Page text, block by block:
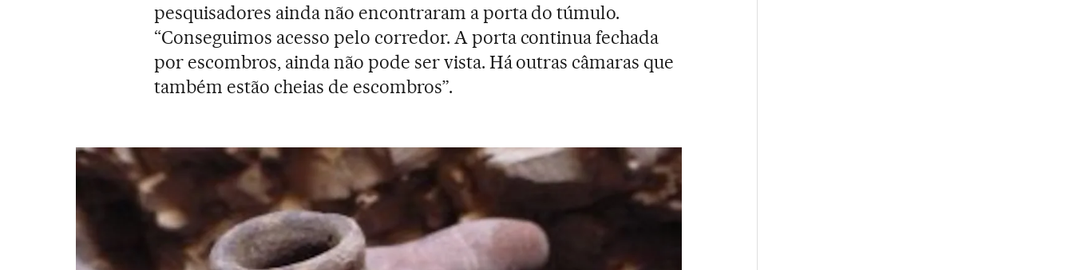
pesquisadores ainda não encontraram a porta do túmulo.
“Conseguimos acesso pelo corredor. A porta continua fechada
por escombros, ainda não pode ser vista. Há outras câmaras que
também estão cheias de escombros”.